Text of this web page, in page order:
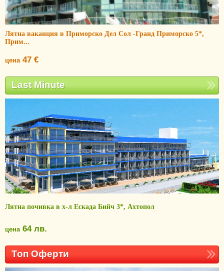
Лятна ваканция в Приморско Дел Сол -Гранд Приморско 5*,
Прим...
цена47 €
Last Minute
Лятна почивка в х-л Ескада Бийч 3*, Ахтопол
цена64 лв.
Топ Оферти